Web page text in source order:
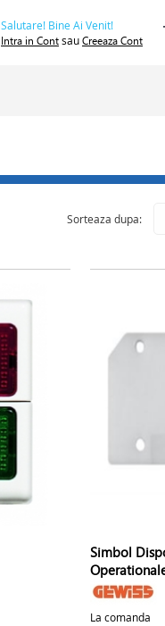
Salutare! Bine Ai Venit!
Intra in ContsauCreeaza Cont
Sorteaza dupa:
Simbol
La comanda